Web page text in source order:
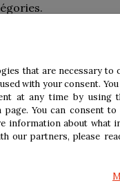
that are necessary to
with your consent.
at any time by using
You can consent
information about what
our partners, please